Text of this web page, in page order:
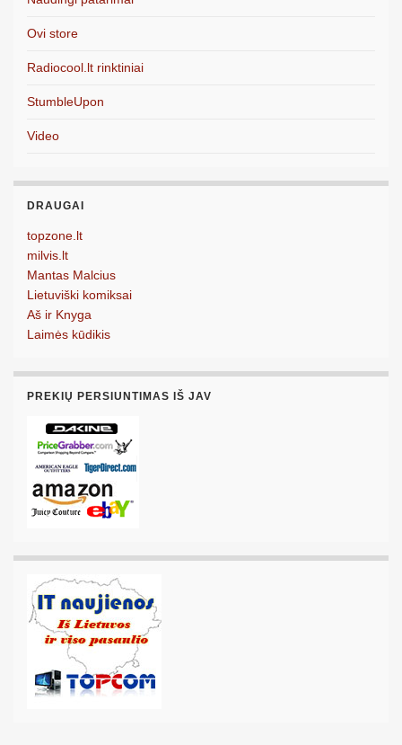
Ovi store
Radiocool.lt rinktiniai
StumbleUpon
Video
DRAUGAI
topzone.lt
milvis.lt
Mantas Malcius
Lietuviški komiksai
Aš ir Knyga
Laimės kūdikis
PREKIŲ PERSIUNTIMAS IŠ JAV